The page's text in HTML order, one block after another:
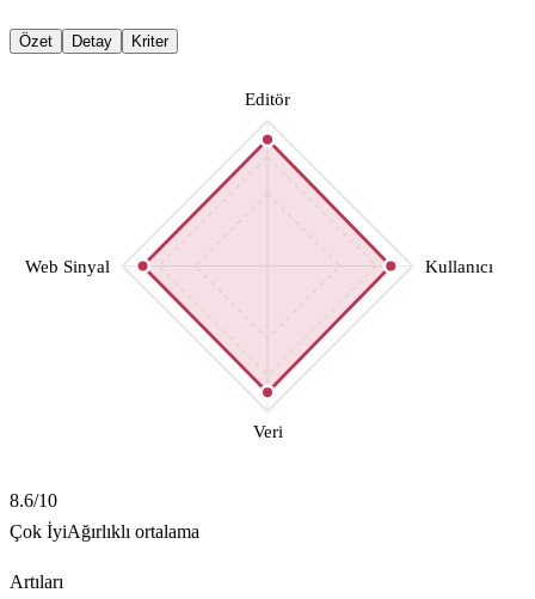
Özet Detay Kriter
Editör
Kullanıcı
Veri
Web Sinyal
8.6/10
Çok İyiAğırlıklı ortalama
Artıları